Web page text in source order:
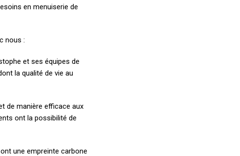
en menuiserie de
nous :
et ses équipes de
la qualité de vie au
de manière efficace aux
ont la possibilité de
une empreinte carbone